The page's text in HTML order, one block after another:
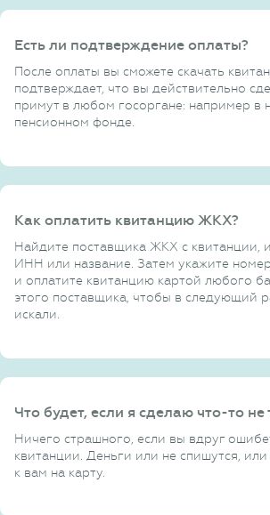
Есть ли подтверждение оплаты?
После оплаты вы сможете скачать
подтверждает, что вы действительно
примут в любом госоргане: например в
пенсионном фонде.
Как оплатить квитанцию ЖКХ?
Найдите поставщика ЖКХ с квитанции,
ИНН или название. Затем укажите
и оплатите квитанцию картой любого
этого поставщика, чтобы в следующий
искали.
Что будет, если я сделаю что-то не
Ничего страшного, если вы вдруг
квитанции. Деньги или не спишутся, или
к вам на карту.